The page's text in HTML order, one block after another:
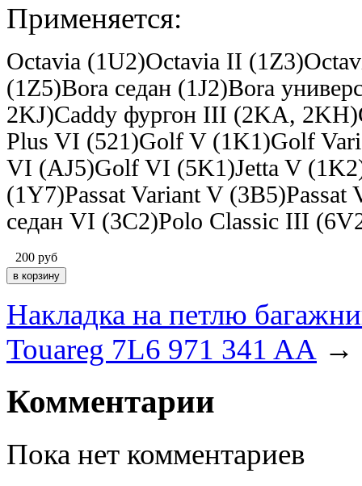
Применяется:
Octavia (1U2)Octavia II
(1Z5)Bora седан (1J2)Bora
2KJ)Caddy фургон III (2KA,
Plus VI (521)Golf V (1K1)Golf
VI (AJ5)Golf VI (5K1)Jetta V
(1Y7)Passat Variant V (3B5)Passat
седан VI (3C2)Polo Classic III
200 руб
Накладка на петлю
Touareg 7L6 971 341 AA →
Комментарии
Пока нет комментариев